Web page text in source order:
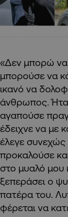
«Δεν μπορώ
μπορούσε να
ικανό να
άνθρωπος.
αγαπούσε
έδειχνε να με
έλεγε συνεχώς
προκαλούσε
στο μυαλό μου
ξεπεράσει ο
πατέρα του.
φέρεται να